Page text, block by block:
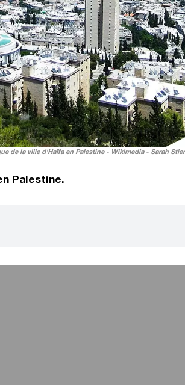
de la ville d'Haïfa en Palestine - Wikimedia - Sarah
Palestine.